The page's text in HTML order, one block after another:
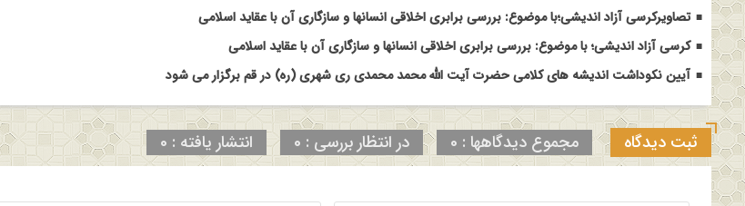
تصاویرکرسی آزاد اندیشی؛با موضوع: بررسی برابری اخلاقی انسانها و سازگاری آن با عقاید اسلامی
کرسی آزاد اندیشی؛ با موضوع: بررسی برابری اخلاقی انسانها و سازگاری آن با عقاید اسلامی
آیین نکوداشت اندیشه های کلامی حضرت آیت الله محمد محمدی ری شهری (ره) در قم برگزار می شود
ثبت دیدگاه مجموع دیدگاهها : 0 در انتظار بررسی : 0 انتشار یافته : 0